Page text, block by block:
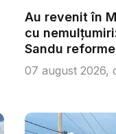
Au revenit în
cu
Sandu
07 august 2026,